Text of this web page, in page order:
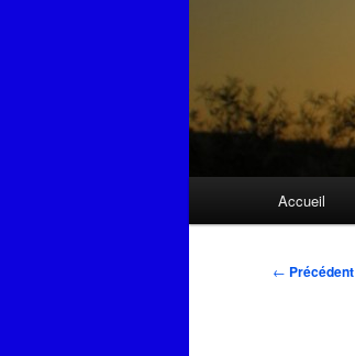
Accueil
Navigation
← Précédent